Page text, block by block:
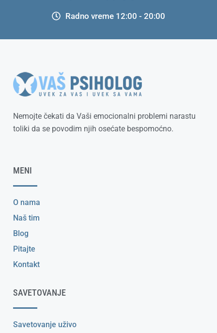
Radno vreme 12:00 - 20:00
Nemojte čekati da Vaši emocionalni problemi narastu
toliki da se povodim njih osećate bespomoćno.
MENI
O nama
Naš tim
Blog
Pitajte
Kontakt
SAVETOVANJE
Savetovanje uživo